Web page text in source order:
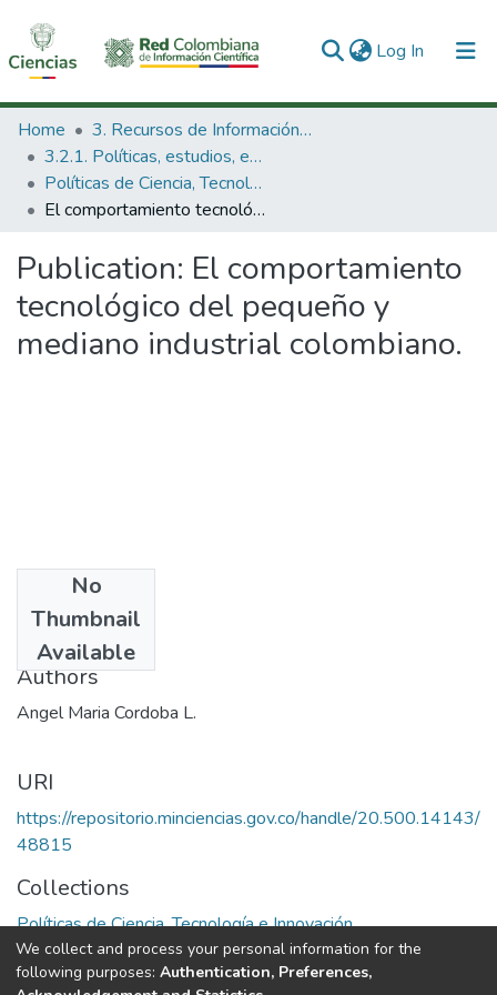
Log In (current)
Communities & Collections
All of DSpace
Statistics
Home
3. Recursos de Información Científica y Tecnológica
3.2.1. Políticas, estudios, evaluaciones e indicadores de CTeI
Políticas de Ciencia, Tecnología e Innovación
El comportamiento tecnológico del pequeño y mediano industrial colombiano.
Publication: El comportamiento
tecnológico del pequeño y
mediano industrial colombiano.
No
Thumbnail
Available
1985
Authors
Angel Maria Cordoba L.
URI
https://repositorio.minciencias.gov.co/handle/20.500.14143/
48815
Collections
Políticas de Ciencia, Tecnología e Innovación
Full item page
We collect and process your personal information for the
following purposes: Authentication, Preferences,